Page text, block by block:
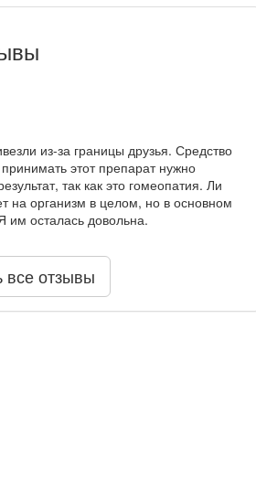
из-за границы друзья. Средство
этот препарат нужно
так как это гомеопатия. Ли
на организм в целом, но в основном
им осталась довольна.
все отзывы